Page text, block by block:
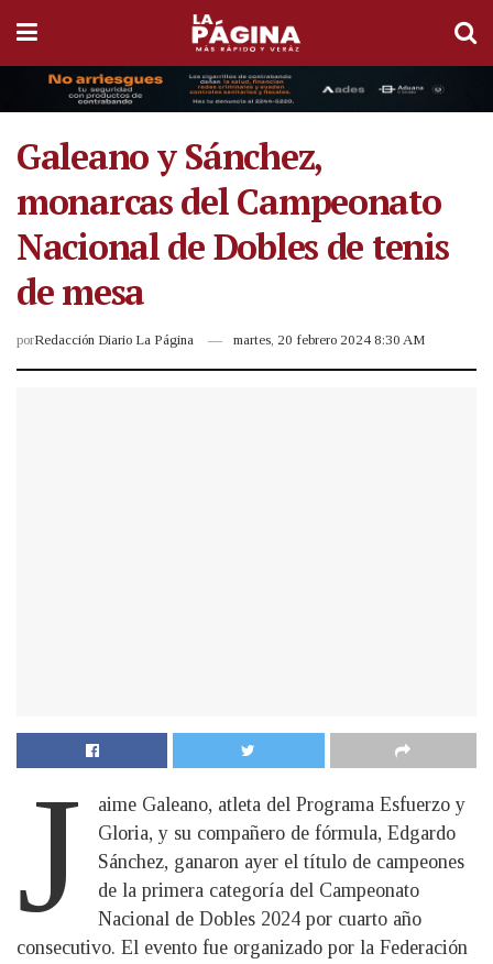
Galeano y Sánchez,
monarcas del Campeonato
Nacional de Dobles de tenis
de mesa
porRedacción Diario La Página martes, 20 febrero 2024 8:30 AM
J
aime Galeano, atleta del Programa Esfuerzo y
Gloria, y su compañero de fórmula, Edgardo
Sánchez, ganaron ayer el título de campeones
de la primera categoría del Campeonato
Nacional de Dobles 2024 por cuarto año
consecutivo. El evento fue organizado por la Federación